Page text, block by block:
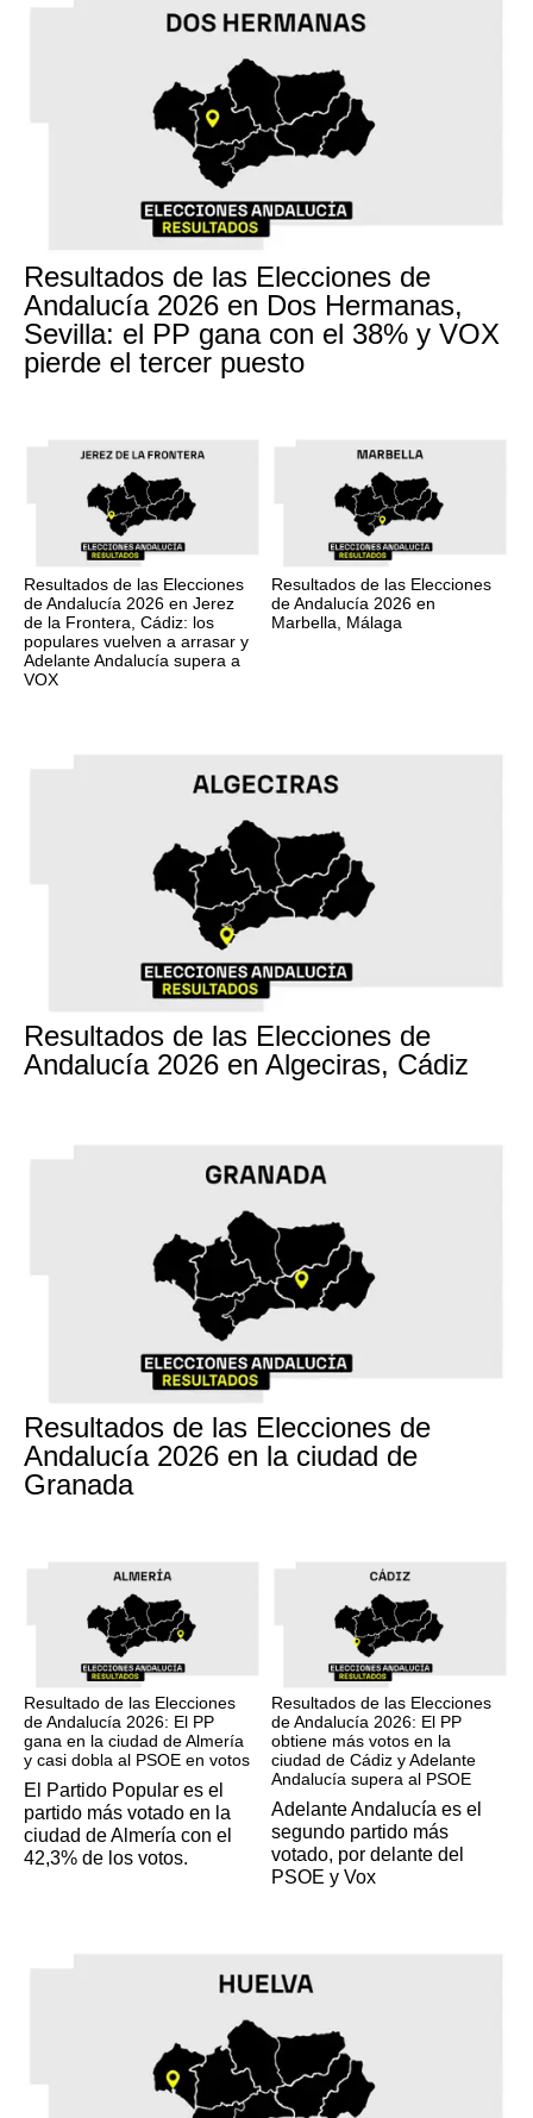
Resultados de las Elecciones de
Andalucía 2026 en Dos Hermanas,
Sevilla: el PP gana con el 38% y VOX
pierde el tercer puesto
Resultados de las Elecciones
de Andalucía 2026 en Jerez
de la Frontera, Cádiz: los
populares vuelven a arrasar y
Adelante Andalucía supera a
VOX
Resultados de las Elecciones
de Andalucía 2026 en
Marbella, Málaga
Resultados de las Elecciones de
Andalucía 2026 en Algeciras, Cádiz
Resultados de las Elecciones de
Andalucía 2026 en la ciudad de
Granada
Resultado de las Elecciones
de Andalucía 2026: El PP
gana en la ciudad de Almería
y casi dobla al PSOE en votos
El Partido Popular es el
partido más votado en la
ciudad de Almería con el
42,3% de los votos.
Resultados de las Elecciones
de Andalucía 2026: El PP
obtiene más votos en la
ciudad de Cádiz y Adelante
Andalucía supera al PSOE
Adelante Andalucía es el
segundo partido más
votado, por delante del
PSOE y Vox